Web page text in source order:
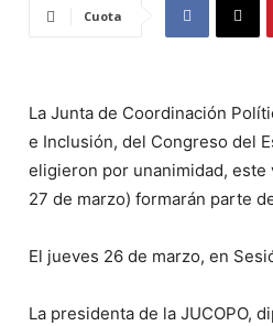
Cuota
La Junta de Coordinación
e Inclusión, del Congreso del
eligieron por unanimidad, este
27 de marzo) formarán parte
El jueves 26 de marzo, en
La presidenta de la JUCOPO,